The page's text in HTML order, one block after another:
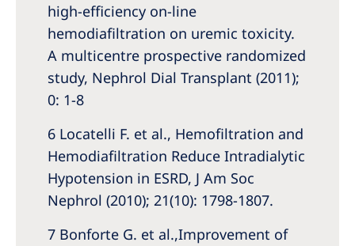
high-efficiency on-line
hemodiafiltration on uremic toxicity.
A multicentre prospective randomized
study, Nephrol Dial Transplant (2011);
0: 1-8
6 Locatelli F. et al., Hemofiltration and
Hemodiafiltration Reduce Intradialytic
Hypotension in ESRD, J Am Soc
Nephrol (2010); 21(10): 1798-1807.
7 Bonforte G. et al.,Improvement of